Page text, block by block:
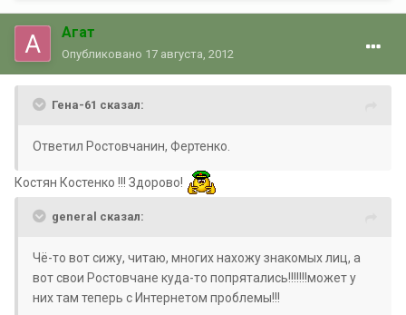
Агат
Опубликовано 17 августа, 2012
Гена-61 сказал:
Ответил Ростовчанин, Фертенко.
Костян Костенко !!! Здорово!
general сказал:
Чё-то вот сижу, читаю, многих нахожу знакомых лиц, а
вот свои Ростовчане куда-то попрятались!!!!!!!может у
них там теперь с Интернетом проблемы!!!